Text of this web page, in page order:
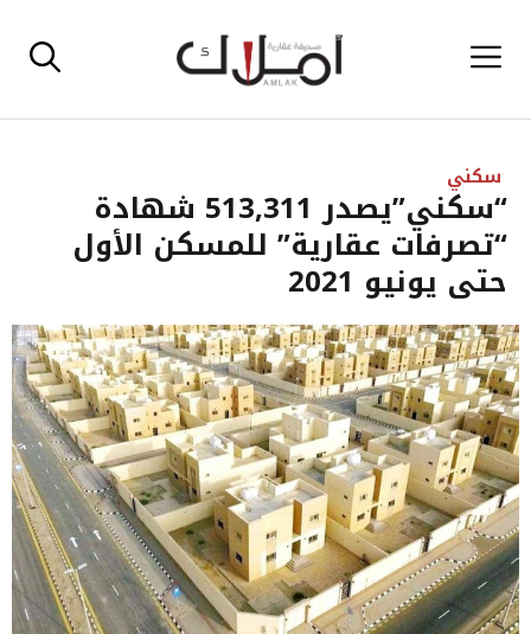
إلى القائمة
سكني
“سكني”يصدر 513,311 شهادة
“تصرفات عقارية” للمسكن الأول
حتى يونيو 2021